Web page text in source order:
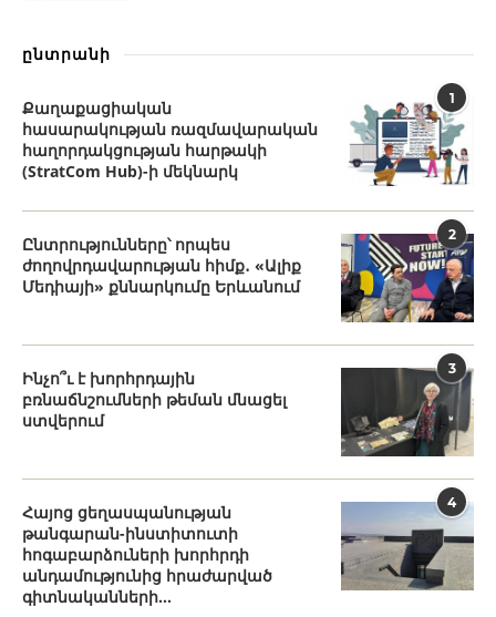
ընտրանի
1
Քաղաքացիական
հասարակության ռազմավարական
հաղորդակցության հարթակի
(StratCom Hub)-ի մեկնարկ
2
Ընտրությունները՝ որպես
ժողովրդավարության հիմք․ «Ալիք
Մեդիայի» քննարկումը Երևանում
3
Ինչո՞ւ է խորհրդային
բռնաճնշումների թեման մնացել
ստվերում
4
Հայոց ցեղասպանության
թանգարան-ինստիտուտի
հոգաբարձուների խորհրդի
անդամությունից հրաժարված
գիտնականների...